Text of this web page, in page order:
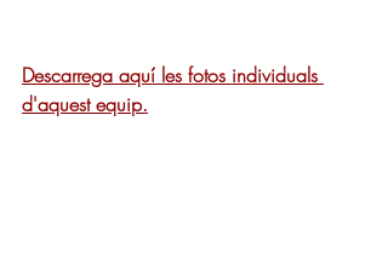
Descarrega aquí les fotos individuals
d'aquest equip.